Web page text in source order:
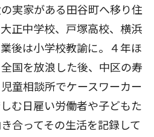
実家がある田谷町へ移り住
正中学校、戸塚高校、横浜
後は小学校教諭に。４年ほ
国を放浪した後、中区の寿
童相談所でケースワーカー
む日雇い労働者や子どもた
合ってその生活を記録して